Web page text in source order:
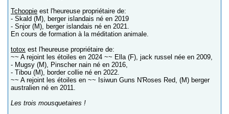
Tchoopie est l'heureuse propriétaire de:
- Skald (M), berger islandais né en 2019
- Snjor (M), berger islandais né en 2021.
En cours de formation à la méditation animale.
totox est l'heureuse propriétaire de:
~~ A rejoint les étoiles en 2024 ~~ Ella (F), jack russel née en 2009,
- Mugsy (M), Pinscher nain né en 2016,
- Tibou (M), border collie né en 2022.
~~ A rejoint les étoiles en ~~ Isiwun Guns N'Roses Red, (M) berger
australien né en 2011.
Les trois mousquetaires !